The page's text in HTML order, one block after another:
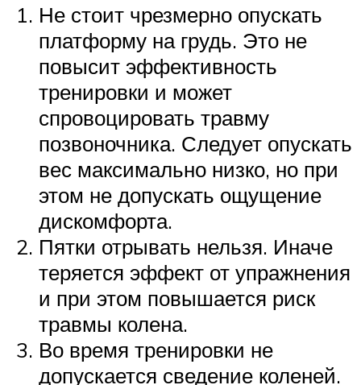
Не стоит чрезмерно опускать
платформу на грудь. Это не
повысит эффективность
тренировки и может
спровоцировать травму
позвоночника. Следует опускать
вес максимально низко, но при
этом не допускать ощущение
дискомфорта.
Пятки отрывать нельзя. Иначе
теряется эффект от упражнения
и при этом повышается риск
травмы колена.
Во время тренировки не
допускается сведение коленей.